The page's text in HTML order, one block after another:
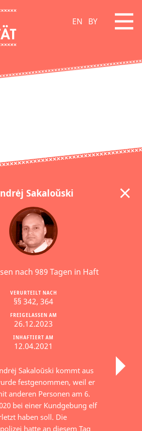
EN BY
Sakaloŭski
nach 989 Tagen in Haft
INHAFTIERT AM
12.04.2021
FREIGELASSEN AM
26.12.2023
VERURTEILT NACH
§§ 342, 364
Sakaloŭski kommt aus
festgenommen, weil er
anderen Personen am 6.
bei einer Kundgebung elf
haben soll. Die
hatte an diesem Tag